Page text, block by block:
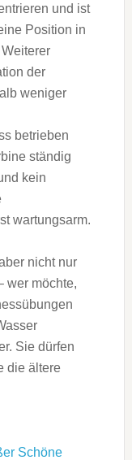
und ist
Position in
der
weniger
betrieben
ständig
kein
wartungsarm.
nicht nur
wer möchte,
Sie dürfen
die ältere
Schöne